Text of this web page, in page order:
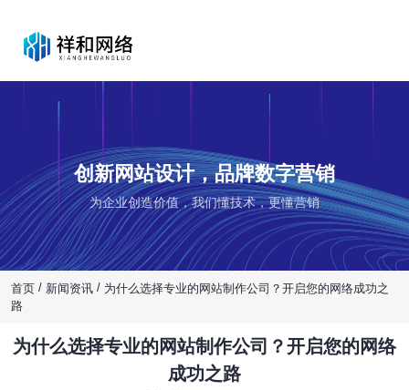
创新网站设计，品牌数字营销
为企业创造价值，我们懂技术，更懂营销
首页 / 新闻资讯 / 为什么选择专业的网站制作公司？开启您的网络成功之
路
为什么选择专业的网站制作公司？开启您的网络
成功之路